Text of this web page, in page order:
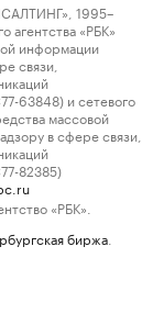
1995–
«РБК»
информации
связи,
63848) и сетевого
массовой
в сфере связи,
82385)
«РБК».
биржа